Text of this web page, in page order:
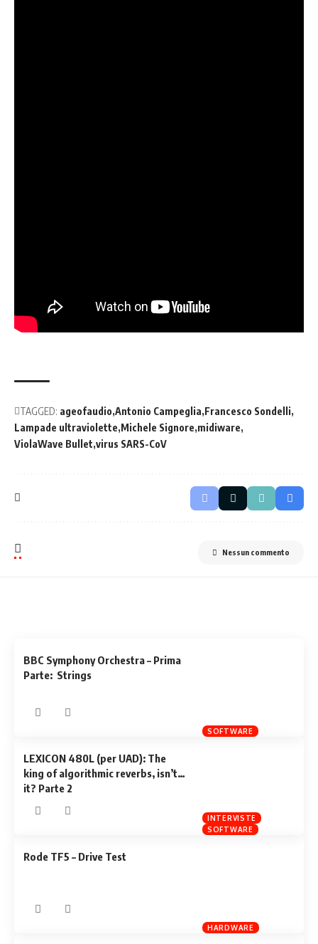
TAGGED: ageofaudio Antonio Campeglia Francesco Sondelli
Lampade ultraviolette Michele Signore midiware
ViolaWave Bullet virus SARS-CoV
Nessun commento
SOFTWARE
BBC Symphony Orchestra – Prima
Parte: Strings
INTERVISTE
SOFTWARE
LEXICON 480L (per UAD): The
king of algorithmic reverbs, isn’t
it? Parte 2
HARDWARE
Rode TF5 – Drive Test